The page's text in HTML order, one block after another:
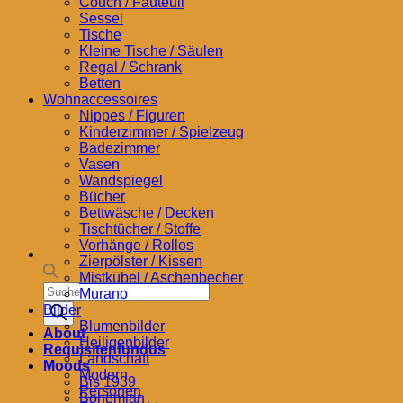
Products
search
About
Requisitenfundus
Moods
Bis 1939
Bohemian
Sessel
Tische
Kleine Tische / Säulen
Regal / Schrank
Betten
Wohnaccessoires
Nippes / Figuren
Kinderzimmer / Spielzeug
Badezimmer
Vasen
Wandspiegel
Bücher
Bettwäsche / Decken
Tischtücher / Stoffe
Vorhänge / Rollos
Zierpölster / Kissen
Mistkübel / Aschenbecher
Murano
Bilder
Blumenbilder
Heiligenbilder
Landschaft
Modern
Personen